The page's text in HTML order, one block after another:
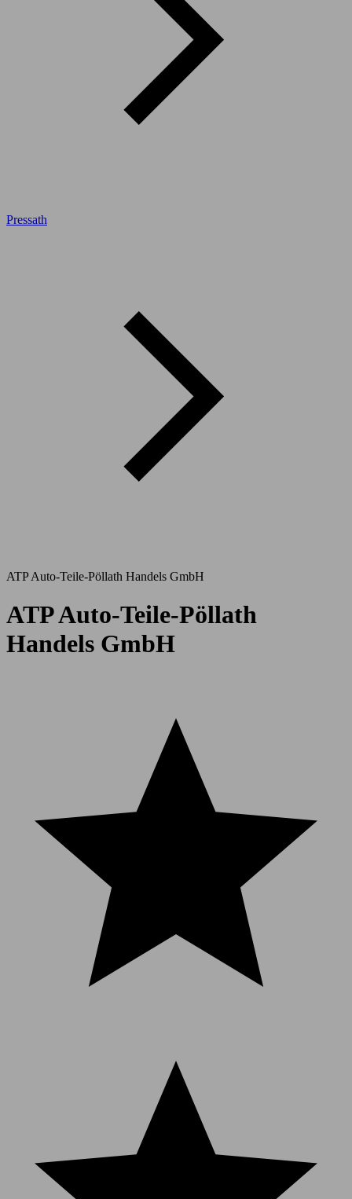
Pressath
ATP Auto-Teile-Pöllath Handels GmbH
ATP Auto-Teile-Pöllath
Handels GmbH